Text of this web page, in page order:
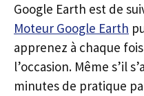
Google Earth est de
Moteur Google Earth
apprenez à chaque
l’occasion. Même s’il
minutes de pratique